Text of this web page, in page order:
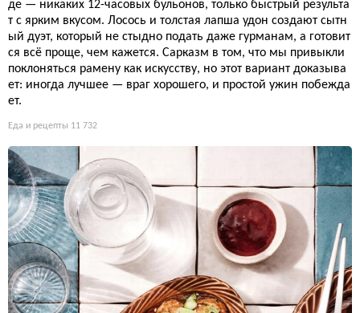
де — никаких 12-часовых бульонов, только быстрый результа
т с ярким вкусом. Лосось и толстая лапша удон создают сытн
ый дуэт, который не стыдно подать даже гурманам, а готовит
ся всё проще, чем кажется. Сарказм в том, что мы привыкли
поклоняться рамену как искусству, но этот вариант доказыва
ет: иногда лучшее — враг хорошего, и простой ужин побежда
ет.
Еда и рецепты 11 732